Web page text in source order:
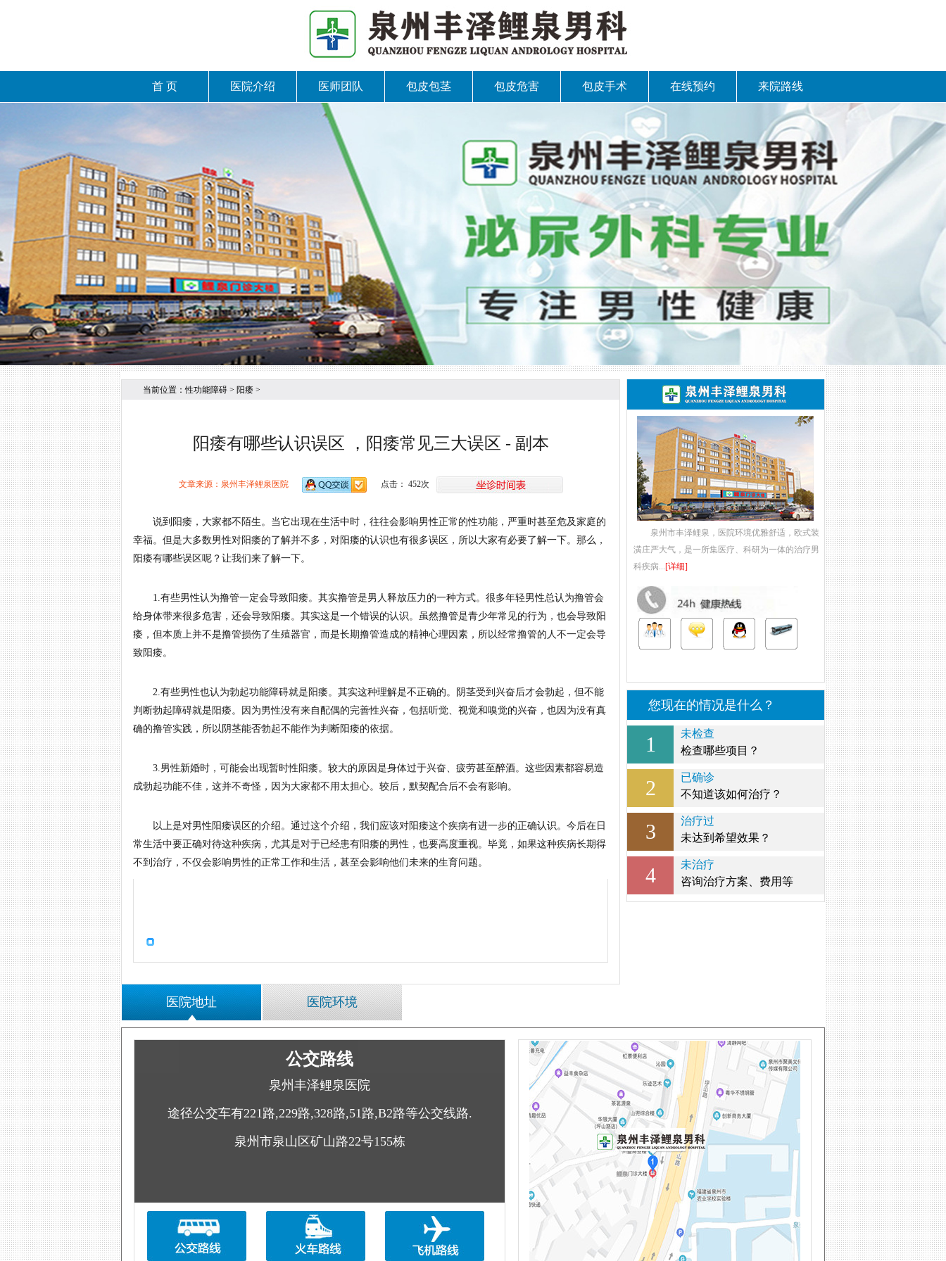
首 页 医院介绍 医师团队 包皮包茎 包皮危害 包皮手术 在线预约 来院路线
当前位置：性功能障碍 > 阳痿 >
阳痿有哪些认识误区 ，阳痿常见三大误区 - 副本
文章来源：泉州丰泽鲤泉医院 点击： 452次
说到阳痿，大家都不陌生。当它出现在生活中时，往往会影响男性正常的性功能，严重时甚至危及家庭的
幸福。但是大多数男性对阳痿的了解并不多，对阳痿的认识也有很多误区，所以大家有必要了解一下。那么，
阳痿有哪些误区呢？让我们来了解一下。
1.有些男性认为撸管一定会导致阳痿。其实撸管是男人释放压力的一种方式。很多年轻男性总认为撸管会
给身体带来很多危害，还会导致阳痿。其实这是一个错误的认识。虽然撸管是青少年常见的行为，也会导致阳
痿，但本质上并不是撸管损伤了生殖器官，而是长期撸管造成的精神心理因素，所以经常撸管的人不一定会导
致阳痿。
2.有些男性也认为勃起功能障碍就是阳痿。其实这种理解是不正确的。阴茎受到兴奋后才会勃起，但不能
判断勃起障碍就是阳痿。因为男性没有来自配偶的完善性兴奋，包括听觉、视觉和嗅觉的兴奋，也因为没有真
确的撸管实践，所以阴茎能否勃起不能作为判断阳痿的依据。
3.男性新婚时，可能会出现暂时性阳痿。较大的原因是身体过于兴奋、疲劳甚至醉酒。这些因素都容易造
成勃起功能不佳，这并不奇怪，因为大家都不用太担心。较后，默契配合后不会有影响。
以上是对男性阳痿误区的介绍。通过这个介绍，我们应该对阳痿这个疾病有进一步的正确认识。今后在日
常生活中要正确对待这种疾病，尤其是对于已经患有阳痿的男性，也要高度重视。毕竟，如果这种疾病长期得
不到治疗，不仅会影响男性的正常工作和生活，甚至会影响他们未来的生育问题。
泉州市丰泽鲤泉，医院环境优雅舒适，欧式装
潢庄严大气，是一所集医疗、科研为一体的治疗男
科疾病...[详细]
您现在的情况是什么？
1
未检查
检查哪些项目？
2
已确诊
不知道该如何治疗？
3
治疗过
未达到希望效果？
4
未治疗
咨询治疗方案、费用等
医院地址 医院环境
公交路线
泉州丰泽鲤泉医院
途径公交车有221路,229路,328路,51路,B2路等公交线路.
泉州市泉山区矿山路22号155栋